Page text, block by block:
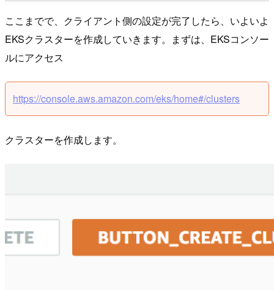
ここまでで、クライアント側の設定が完了したら、いよいよ
EKSクラスターを作成していきます。まずは、EKSコンソー
ルにアクセス
https://console.aws.amazon.com/eks/home#/clusters
クラスターを作成します。